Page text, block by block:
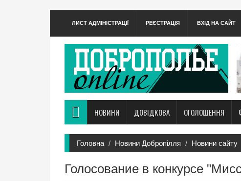
ЛИСТ АДМІНІСТРАЦІЇ РЕЄСТРАЦІЯ ВХІД НА САЙТ
НОВИНИ ДОВІДКОВА ОГОЛОШЕННЯ
Головна Новини Добропілля Новини сайту
Голосование в конкурсе